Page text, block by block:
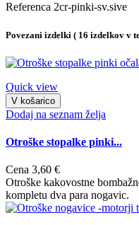
Referenca 2cr-pinki-sv.sive
Povezani izdelki ( 16 izdelkov v
Quick view
V košarico
Dodaj na seznam želja
Otroške stopalke pinki...
Cena 3,60 €
Otroške kakovostne
kompletu dva para nogavic.